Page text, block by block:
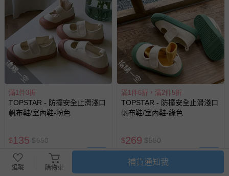
搶購一空
滿1件3折
TOPSTAR - 防撞安全止滑淺口
帆布鞋/室內鞋-粉色
$135 $550
已售出 8
搶購一空
滿1件6折，滿2件5折
TOPSTAR - 防撞安全止滑淺口
帆布鞋/室內鞋-綠色
$269 $550
追蹤 購物車
補貨通知我